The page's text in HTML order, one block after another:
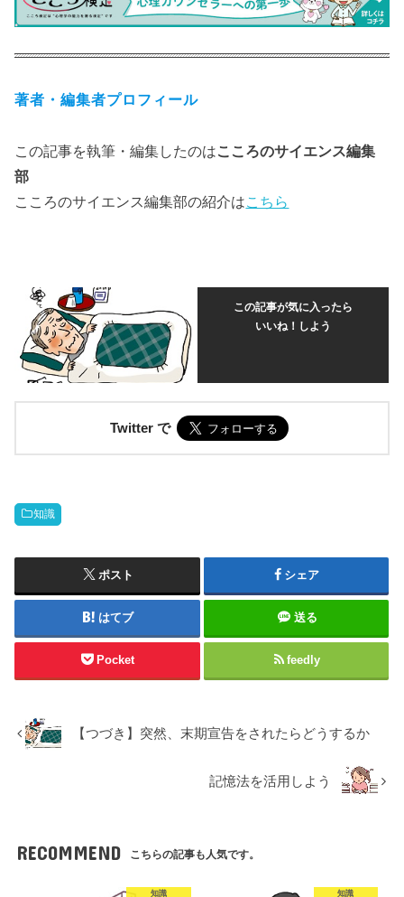
著者・編集者プロフィール
この記事を執筆・編集したのはこころのサイエンス編集
部
こころのサイエンス編集部の紹介はこちら
この記事が気に入ったら
いいね！しよう
Twitter で
知識
ポスト シェア
はてブ 送る
Pocket feedly
【つづき】突然、末期宣告をされたらどうするか
記憶法を活用しよう
RECOMMEND こちらの記事も人気です。
知識 知識